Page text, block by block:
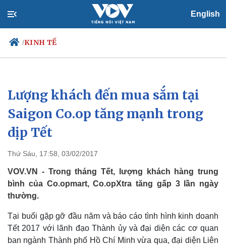
English
/KINH TẾ
Chính trị
Đảng
Tổ chức nhân sự
Quốc hội
Nhận diện sự thật
Xã hội
Dự báo thời tiết
Lượng khách đến mua sắm tại
Saigon Co.op tăng mạnh trong
dịp Tết
Thứ Sáu, 17:58, 03/02/2017
VOV.VN - Trong tháng Tết, lượng khách hàng trung
bình của Co.opmart, Co.opXtra tăng gấp 3 lần ngày
thường.
Tại buổi gặp gỡ đầu năm và báo cáo tình hình kinh doanh
Tết 2017 với lãnh đạo Thành ủy và đại diện các cơ quan
ban ngành Thành phố Hồ Chí Minh vừa qua, đại diện Liên